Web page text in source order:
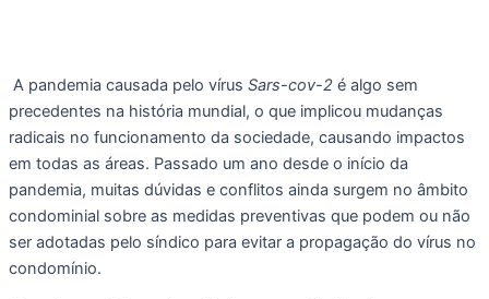
A pandemia causada pelo vírus Sars-cov-2 é algo sem
precedentes na história mundial, o que implicou mudanças
radicais no funcionamento da sociedade, causando impactos
em todas as áreas. Passado um ano desde o início da
pandemia, muitas dúvidas e conflitos ainda surgem no âmbito
condominial sobre as medidas preventivas que podem ou não
ser adotadas pelo síndico para evitar a propagação do vírus no
condomínio.